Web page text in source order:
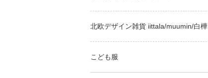
北欧デザイン雑貨 iittala/muumin/白樺
こども服